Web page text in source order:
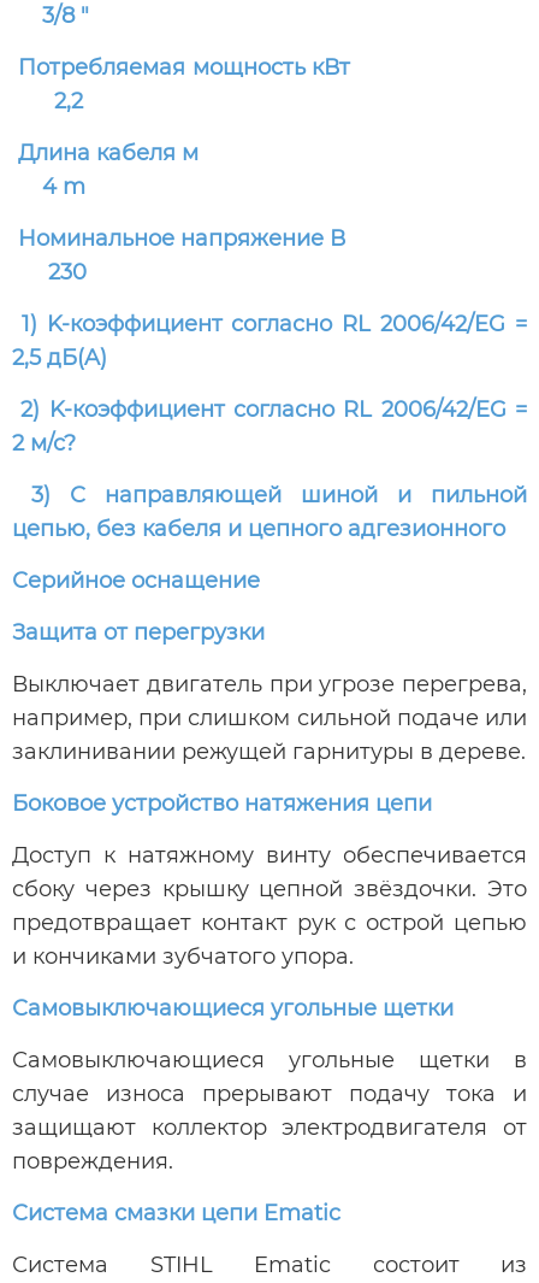
3/8 "
Потребляемая мощность кВт
2,2
Длина кабеля м
4 m
Номинальное напряжение В
230
1) K-коэффициент согласно RL 2006/42/EG =
2,5 дБ(A)
2) K-коэффициент согласно RL 2006/42/EG =
2 м/с?
3) С направляющей шиной и пильной
цепью, без кабеля и цепного адгезионного
Серийное оснащение
Защита от перегрузки
Выключает двигатель при угрозе перегрева,
например, при слишком сильной подаче или
заклинивании режущей гарнитуры в дереве.
Боковое устройство натяжения цепи
Доступ к натяжному винту обеспечивается
сбоку через крышку цепной звёздочки. Это
предотвращает контакт рук с острой цепью
и кончиками зубчатого упора.
Самовыключающиеся угольные щетки
Самовыключающиеся угольные щетки в
случае износа прерывают подачу тока и
защищают коллектор электродвигателя от
повреждения.
Система смазки цепи Ematic
Система STIHL Ematic состоит из